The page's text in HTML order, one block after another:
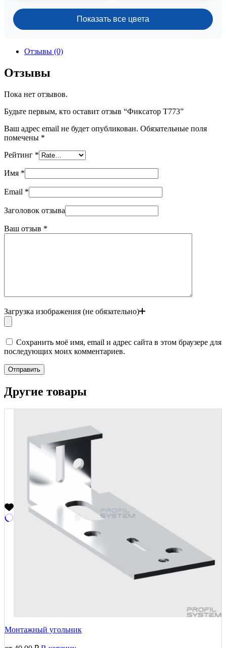
Показать все цвета
Отзывы (0)
Отзывы
Пока нет отзывов.
Будьте первым, кто оставит отзыв “Фиксатор T773”
Ваш адрес email не будет опубликован. Обязательные поля
помечены *
Рейтинг *
Имя *
Email *
Заголовок отзыва
Ваш отзыв *
Загрузка изображения (не обязательно)
Сохранить моё имя, email и адрес сайта в этом браузере для
последующих моих комментариев.
Отправить
Другие товары
Монтажный угольник